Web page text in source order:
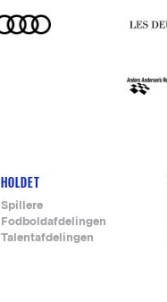
Footer-
menu
HOLDET
Spillere
Fodboldafdelingen
Talentafdelingen